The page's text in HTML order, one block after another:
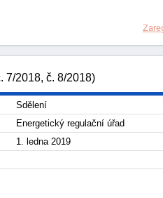
7/2018, č. 8/2018)
Sdělení
Energetický regulační úřad
1. ledna 2019